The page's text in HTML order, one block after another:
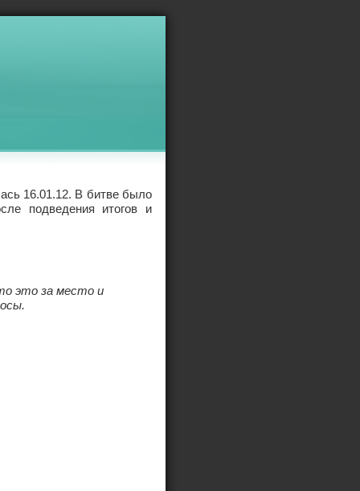
16.01.12. В битве было
подведения итогов и
это за место и